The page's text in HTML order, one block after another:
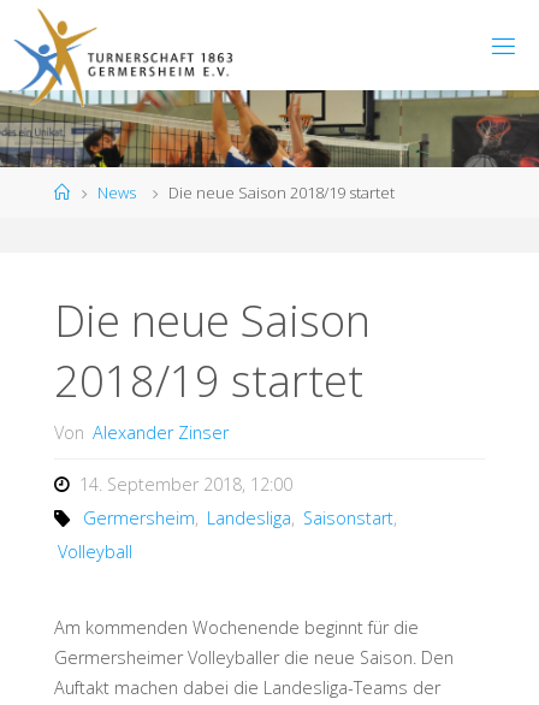
Inhalt
springen
StartNews Die neue Saison 2018/19 startet
Die neue Saison
2018/19 startet
Von Alexander Zinser
14. September 2018, 12:00
Germersheim, Landesliga, Saisonstart,
Volleyball
Am kommenden Wochenende beginnt für die
Germersheimer Volleyballer die neue Saison. Den
Auftakt machen dabei die Landesliga-Teams der